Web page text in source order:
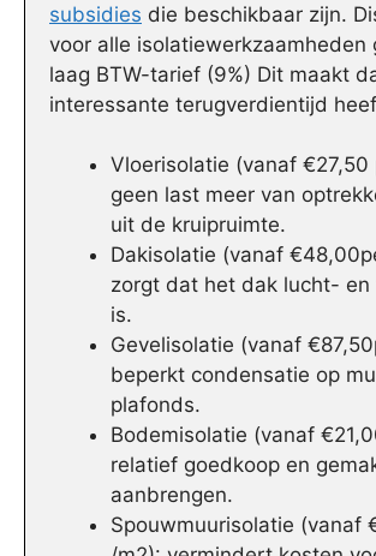
subsidies die beschikbaar zijn.
voor alle isolatiewerkzaamheden
laag BTW-tarief (9%) Dit maakt
interessante terugverdientijd
Vloerisolatie (vanaf €27,50
geen last meer van
uit de kruipruimte.
Dakisolatie (vanaf
zorgt dat het dak lucht-
is.
Gevelisolatie (vanaf
beperkt condensatie op
plafonds.
Bodemisolatie (vanaf
relatief goedkoop en
aanbrengen.
Spouwmuurisolatie (vanaf